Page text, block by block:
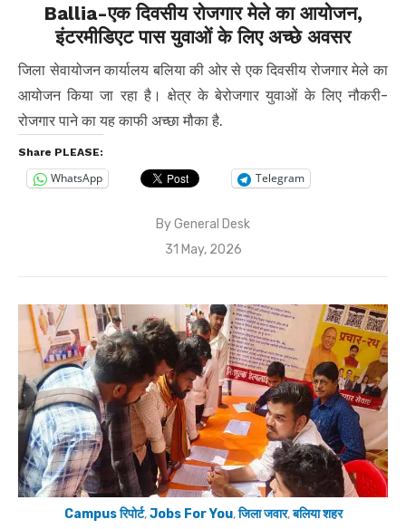
Ballia-एक दिवसीय रोजगार मेले का आयोजन,
इंटरमीडिएट पास युवाओं के लिए अच्छे अवसर
जिला सेवायोजन कार्यालय बलिया की ओर से एक दिवसीय रोजगार मेले का
आयोजन किया जा रहा है। क्षेत्र के बेरोजगार युवाओं के लिए नौकरी-
रोजगार पाने का यह काफी अच्छा मौका है.
Share PLEASE:
WhatsApp Telegram
ByGeneral Desk
Posted
31 May, 2026
Campus रिपोर्ट,Jobs For You,जिला जवार,बलिया शहर